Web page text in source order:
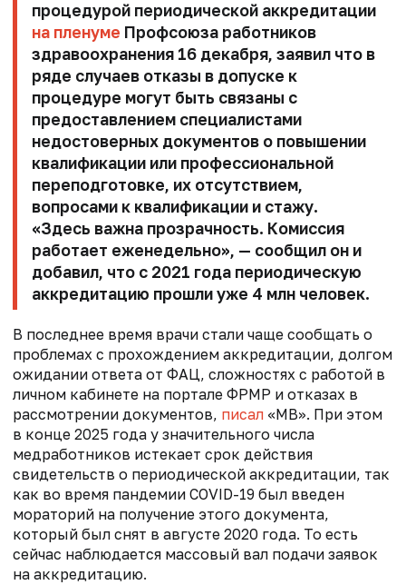
процедурой периодической аккредитации
на пленуме Профсоюза работников
здравоохранения 16 декабря, заявил что в
ряде случаев отказы в допуске к
процедуре могут быть связаны с
предоставлением специалистами
недостоверных документов о повышении
квалификации или профессиональной
переподготовке, их отсутствием,
вопросами к квалификации и стажу.
«Здесь важна прозрачность. Комиссия
работает еженедельно», — сообщил он и
добавил, что с 2021 года периодическую
аккредитацию прошли уже 4 млн человек.
В последнее время врачи стали чаще сообщать о
проблемах с прохождением аккредитации, долгом
ожидании ответа от ФАЦ, сложностях с работой в
личном кабинете на портале ФРМР и отказах в
рассмотрении документов, писал «МВ». При этом
в конце 2025 года у значительного числа
медработников истекает срок действия
свидетельств о периодической аккредитации, так
как во время пандемии COVID-19 был введен
мораторий на получение этого документа,
который был снят в августе 2020 года. То есть
сейчас наблюдается массовый вал подачи заявок
на аккредитацию.